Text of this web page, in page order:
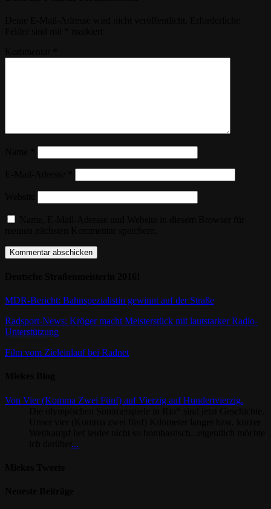
MDR-Bericht: Bahnspezialistin gewinnt auf der Straße
Radsport-News: Kröger macht Meisterstück mit lautstarker Radio-
Unterstützung
Film vom Zieleinlauf bei Radnet
Von Vier (Komma Zwei Fünf) auf Vierzig auf Hundertvierzig.
...